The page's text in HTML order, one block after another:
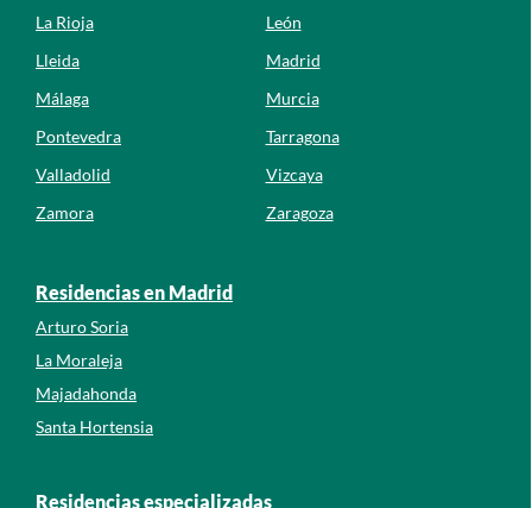
La Rioja
León
Lleida
Madrid
Málaga
Murcia
Pontevedra
Tarragona
Valladolid
Vizcaya
Zamora
Zaragoza
Residencias en Madrid
Arturo Soria
La Moraleja
Majadahonda
Santa Hortensia
Residencias especializadas